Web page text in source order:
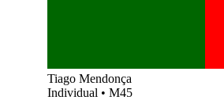
Tiago Mendonça
Individual • M45